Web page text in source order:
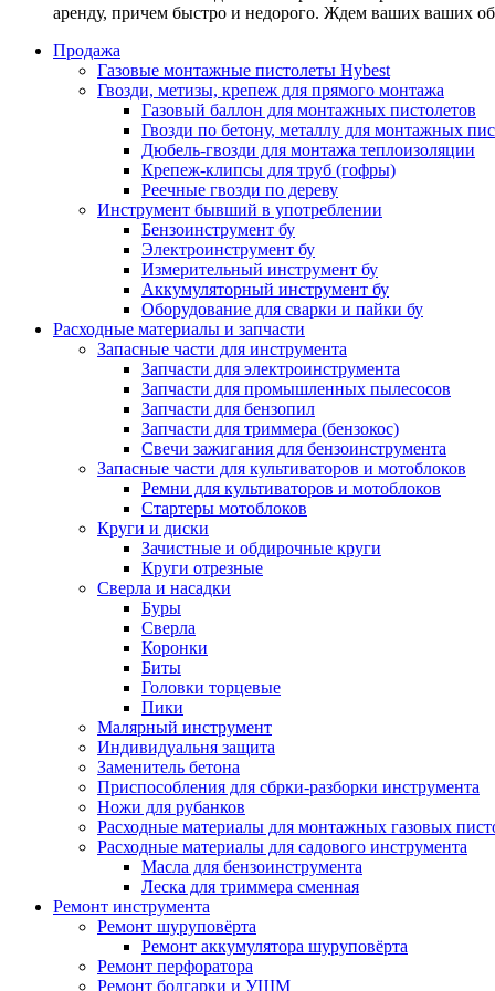
аренду, причем быстро и недорого. Ждем ваших ваших
Продажа
Газовые монтажные пистолеты Hybest
Гвозди, метизы, крепеж для прямого монтажа
Газовый баллон для монтажных пистолетов
Гвозди по бетону, металлу для монтажных
Дюбель-гвозди для монтажа теплоизоляции
Крепеж-клипсы для труб (гофры)
Реечные гвозди по дереву
Инструмент бывший в употреблении
Бензоинструмент бу
Электроинструмент бу
Измерительный инструмент бу
Аккумуляторный инструмент бу
Оборудование для сварки и пайки бу
Расходные материалы и запчасти
Запасные части для инструмента
Запчасти для электроинструмента
Запчасти для промышленных пылесосов
Запчасти для бензопил
Запчасти для триммера (бензокос)
Свечи зажигания для бензоинструмента
Запасные части для культиваторов и мотоблоков
Ремни для культиваторов и мотоблоков
Стартеры мотоблоков
Круги и диски
Зачистные и обдирочные круги
Круги отрезные
Сверла и насадки
Буры
Сверла
Коронки
Биты
Головки торцевые
Пики
Малярный инструмент
Индивидуальня защита
Заменитель бетона
Приспособления для сбрки-разборки инструмента
Ножи для рубанков
Расходные материалы для монтажных газовых
Расходные материалы для садового инструмента
Масла для бензоинструмента
Леска для триммера сменная
Ремонт инструмента
Ремонт шуруповёрта
Ремонт аккумулятора шуруповёрта
Ремонт перфоратора
Ремонт болгарки и УШМ